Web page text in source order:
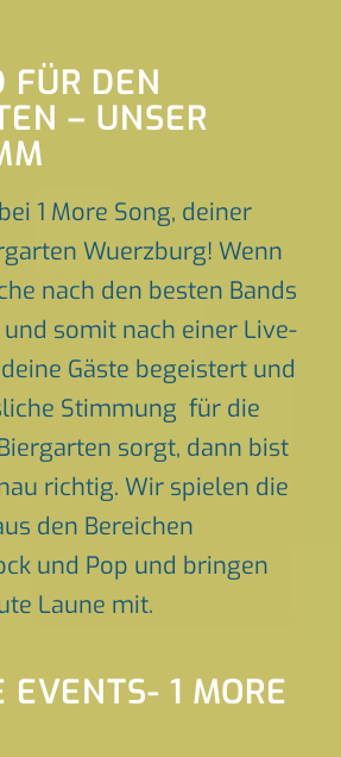
FÜR DEN
– UNSER
1 More Song, deiner
Wuerzburg! Wenn
nach den besten Bands
somit nach einer Live-
Gäste begeistert und
Stimmung für die
sorgt, dann bist
richtig. Wir spielen die
den Bereichen
und Pop und bringen
Laune mit.
EVENTS- 1 MORE